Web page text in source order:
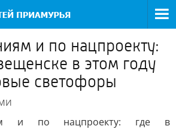
и по нацпроекту:
в этом году
светофоры
и по нацпроекту: где в